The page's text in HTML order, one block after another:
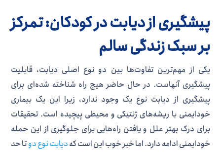
پیشگیری از دیابت در کودکان: تمرکز
بر سبک زندگی سالم
یکی از مهم‌ترین تفاوت‌ها بین دو نوع اصلی دیابت، قابلیت
پیشگیری آنهاست. در حال حاضر هیچ راه شناخته شده‌ای برای
پیشگیری از دیابت نوع یک وجود ندارد، زیرا این یک بیماری
خودایمنی با ریشه‌های ژنتیکی و محیطی پیچیده است. تحقیقات
برای درک بهتر علل و یافتن راه‌هایی برای جلوگیری از این حمله
خودایمنی ادامه دارد. اما خبر خوب این است کهدیابت نوع دوتا حد